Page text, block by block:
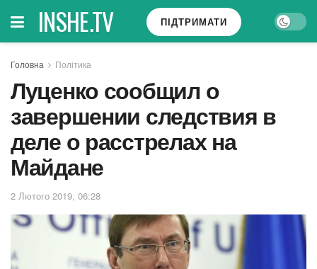
INSHE.TV ПІДТРИМАТИ
Головна Політика
Луценко сообщил о
завершении следствия в
деле о расстрелах на
Майдане
2 Лютого 2019, 06:28